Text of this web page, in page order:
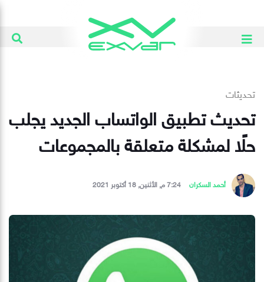
تحديثات
تحديث تطبيق الواتساب الجديد يجلب
حلًا لمشكلة متعلقة بالمجموعات
أحمد السكران 7:24 م, الأثنين, 18 أكتوبر 2021